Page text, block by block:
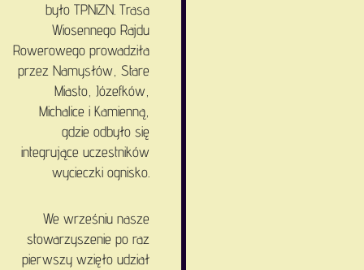
było TPNiZN. Trasa
Wiosennego Rajdu
Rowerowego prowadziła
przez Namysłów, Stare
Miasto, Józefków,
Michalice i Kamienną,
gdzie odbyło się
integrujące uczestników
wycieczki ognisko.
We wrześniu nasze
stowarzyszenie po raz
pierwszy wzięło udział